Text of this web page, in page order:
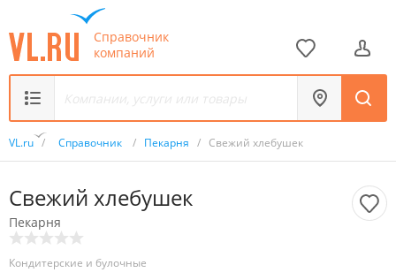
Справочник
компаний
VL.ru / Справочник / Пекарня / Свежий хлебушек
Свежий хлебушек
Пекарня
Кондитерские и булочные